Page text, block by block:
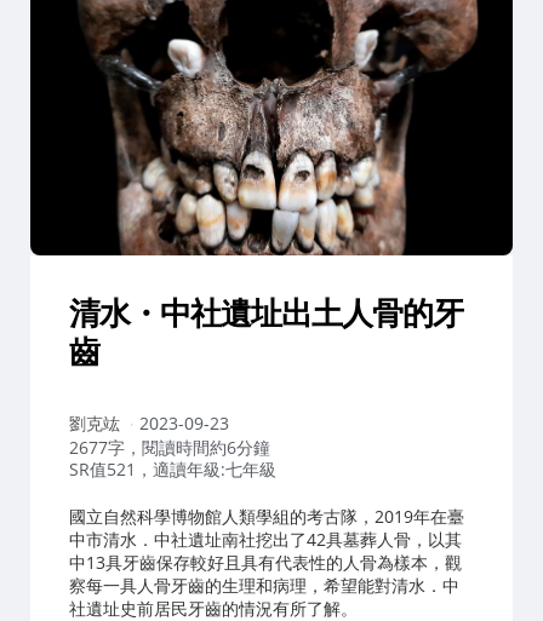
清水・中社遺址出土人骨的牙
齒
作
者：
劉克竑
2023-09-23
2677字，閱讀時間約6分鐘
SR值521，適讀年級:七年級
國立自然科學博物館人類學組的考古隊，2019年在臺
中市清水．中社遺址南社挖出了42具墓葬人骨，以其
中13具牙齒保存較好且具有代表性的人骨為樣本，觀
察每一具人骨牙齒的生理和病理，希望能對清水．中
社遺址史前居民牙齒的情況有所了解。